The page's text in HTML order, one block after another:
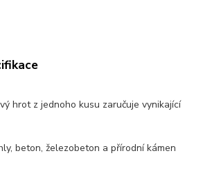
hrot z jednoho kusu zaručuje vynikající
beton, železobeton a přírodní kámen